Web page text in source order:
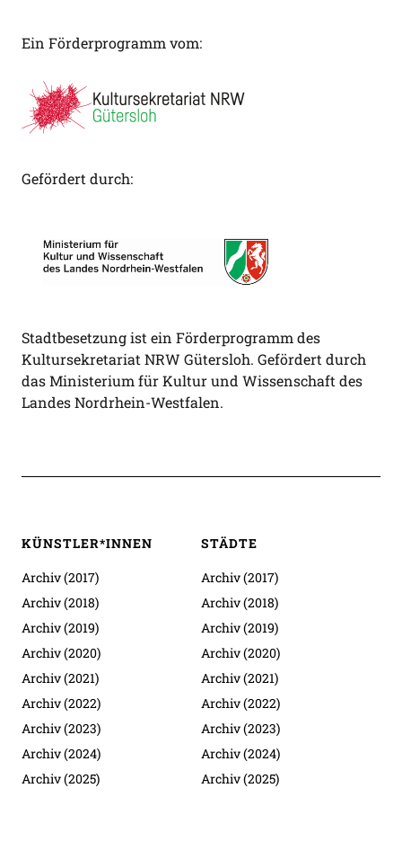
Ein Förderprogramm vom:
Gefördert durch:
Stadtbesetzung ist ein Förderprogramm des
Kultursekretariat NRW Gütersloh. Gefördert durch
das Ministerium für Kultur und Wissenschaft des
Landes Nordrhein-Westfalen.
KÜNSTLER*INNEN
Archiv (2017)
Archiv (2018)
Archiv (2019)
Archiv (2020)
Archiv (2021)
Archiv (2022)
Archiv (2023)
Archiv (2024)
Archiv (2025)
STÄDTE
Archiv (2017)
Archiv (2018)
Archiv (2019)
Archiv (2020)
Archiv (2021)
Archiv (2022)
Archiv (2023)
Archiv (2024)
Archiv (2025)